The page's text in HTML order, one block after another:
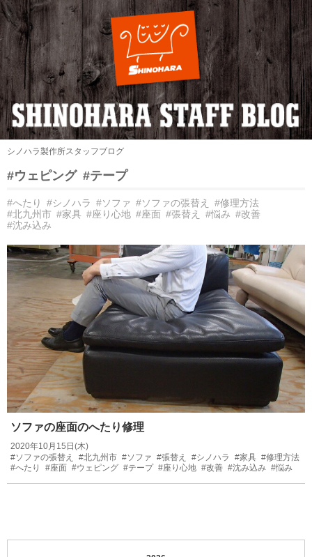
シノハラ製作所スタッフブログ
#ウェピング #テープ
#へたり #シノハラ #ソファ #ソファの張替え
#修理方法
#北九州市 #家具 #座り心地 #座面 #張替え #悩み #改善
#沈み込み
ソファの座面のへたり修理
2020年10月15日(木)
#ソファの張替え
#北九州市 #ソファ #張替え #シノハラ #家具 #修理方法
#へたり
#座面 #ウェピング #テープ #座り心地 #改善 #沈み込み #悩み